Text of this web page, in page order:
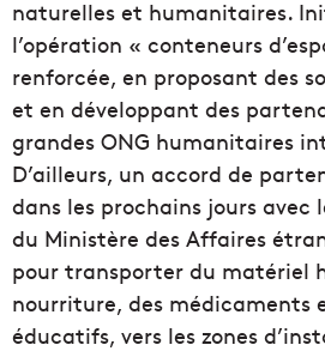
naturelles et humanitaires.
l’opération « conteneurs
renforcée, en proposant des
et en développant des
grandes ONG humanitaires
D’ailleurs, un accord de
dans les prochains jours avec
du Ministère des Affaires
pour transporter du matériel
nourriture, des médicaments
éducatifs, vers les zones